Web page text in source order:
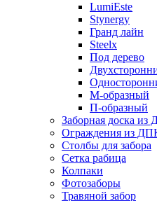
LumiEste
Stynergy
Гранд лайн
Steelx
Под дерево
М-образный
П-образный
Заборная доска из
Ограждения из
Столбы для забора
Сетка рабица
Колпаки
Фотозаборы
Травяной забор